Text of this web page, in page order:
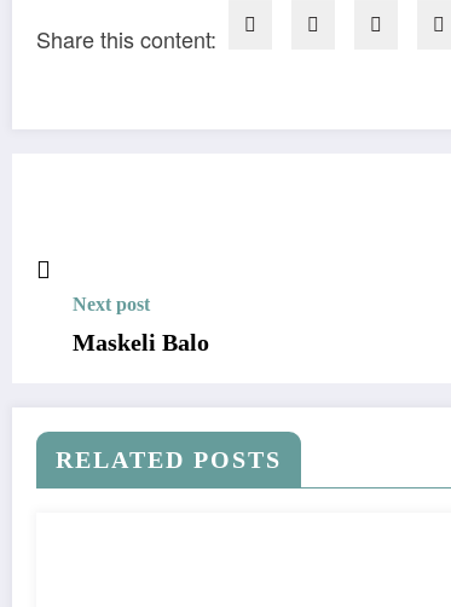
Share this content:
Next post
Maskeli Balo
RELATED POSTS